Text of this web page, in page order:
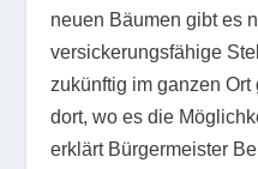
neuen Bäumen gibt es
versickerungsfähige
zukünftig im ganzen Ort
dort, wo es die
erklärt Bürgermeister